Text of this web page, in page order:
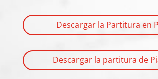
Descargar la Partitura en
Descargar la partitura de